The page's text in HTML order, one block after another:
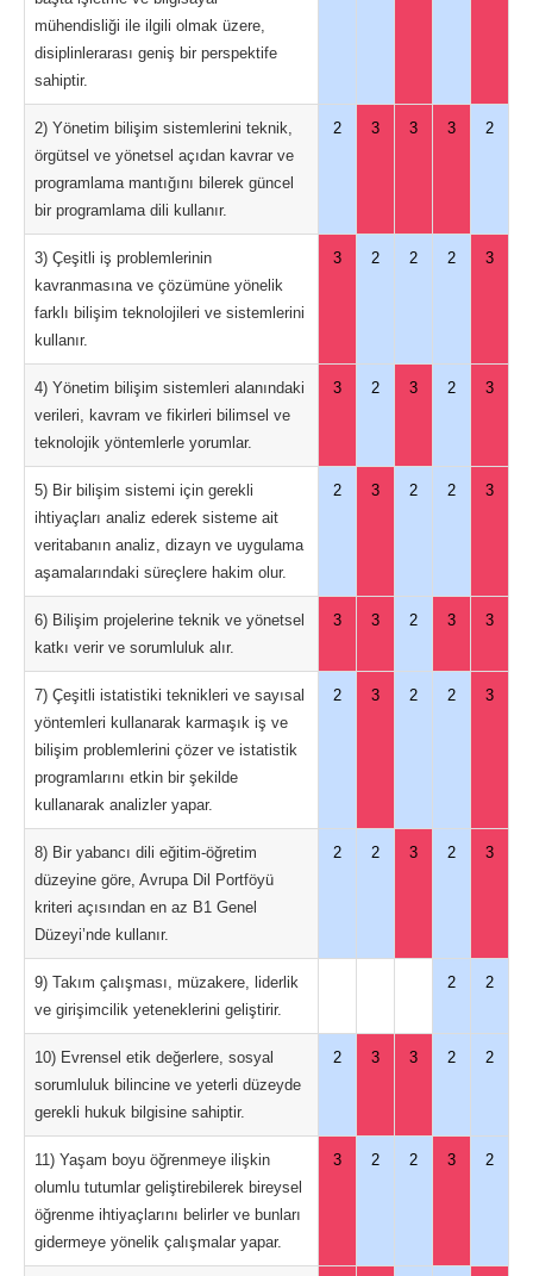
mühendisliği ile ilgili olmak üzere,
disiplinlerarası geniş bir perspektife
sahiptir.
2) Yönetim bilişim sistemlerini teknik,
örgütsel ve yönetsel açıdan kavrar ve
programlama mantığını bilerek güncel
bir programlama dili kullanır.
2 3 3 3 2
3) Çeşitli iş problemlerinin
kavranmasına ve çözümüne yönelik
farklı bilişim teknolojileri ve sistemlerini
kullanır.
3 2 2 2 3
4) Yönetim bilişim sistemleri alanındaki
verileri, kavram ve fikirleri bilimsel ve
teknolojik yöntemlerle yorumlar.
3 2 3 2 3
5) Bir bilişim sistemi için gerekli
ihtiyaçları analiz ederek sisteme ait
veritabanın analiz, dizayn ve uygulama
aşamalarındaki süreçlere hakim olur.
2 3 2 2 3
6) Bilişim projelerine teknik ve yönetsel
katkı verir ve sorumluluk alır.
3 3 2 3 3
7) Çeşitli istatistiki teknikleri ve sayısal
yöntemleri kullanarak karmaşık iş ve
bilişim problemlerini çözer ve istatistik
programlarını etkin bir şekilde
kullanarak analizler yapar.
2 3 2 2 3
8) Bir yabancı dili eğitim-öğretim
düzeyine göre, Avrupa Dil Portföyü
kriteri açısından en az B1 Genel
Düzeyi’nde kullanır.
2 2 3 2 3
9) Takım çalışması, müzakere, liderlik
ve girişimcilik yeteneklerini geliştirir.
2 2
10) Evrensel etik değerlere, sosyal
sorumluluk bilincine ve yeterli düzeyde
gerekli hukuk bilgisine sahiptir.
2 3 3 2 2
11) Yaşam boyu öğrenmeye ilişkin
olumlu tutumlar geliştirebilerek bireysel
öğrenme ihtiyaçlarını belirler ve bunları
gidermeye yönelik çalışmalar yapar.
3 2 2 3 2